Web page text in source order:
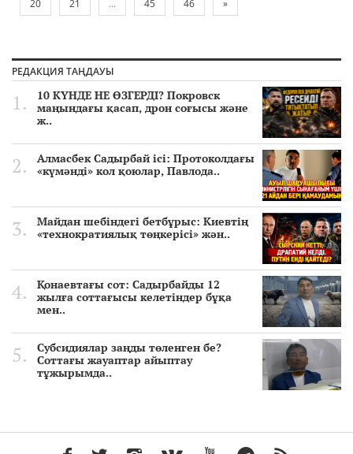
20
21 ... 45 46 »
РЕДАКЦИЯ ТАҢДАУЫ
10 КҮНДЕ НЕ ӨЗГЕРДІ? Покровск
маңындағы қасап, дрон соғысы және
ж..
Алмасбек Садырбай ісі: Протоколдағы
«күмәнді» кол қоюлар, Павлода..
Майдан шебіндегі бетбұрыс: Киевтің
«технократиялық төңкерісі» жән..
Қонаевтағы сот: Садырбайды 12
жылға соттағысы келетіндер бұқа
мен..
Субсидиялар заңды төленген бе?
Соттағы жауаптар айыптау
тұжырымда..